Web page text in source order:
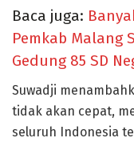
Baca juga:
Pemkab Malang
Gedung 85 SD
Suwadji
tidak akan cepat,
seluruh Indonesia